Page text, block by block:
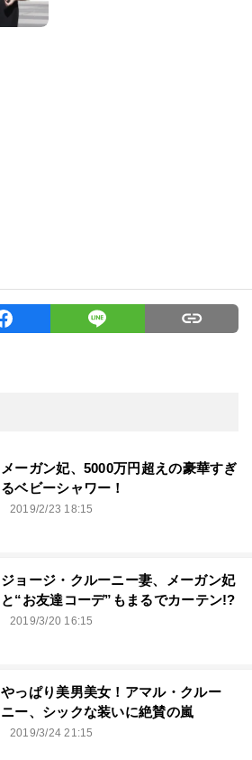
メーガン妃、5000万円超えの豪華すぎ
るベビーシャワー！
2019/2/23 18:15
ジョージ・クルーニー妻、メーガン妃
と“お友達コーデ”もまるでカーテン!?
2019/3/20 16:15
やっぱり美男美女！アマル・クルー
ニー、シックな装いに絶賛の嵐
2019/3/24 21:15